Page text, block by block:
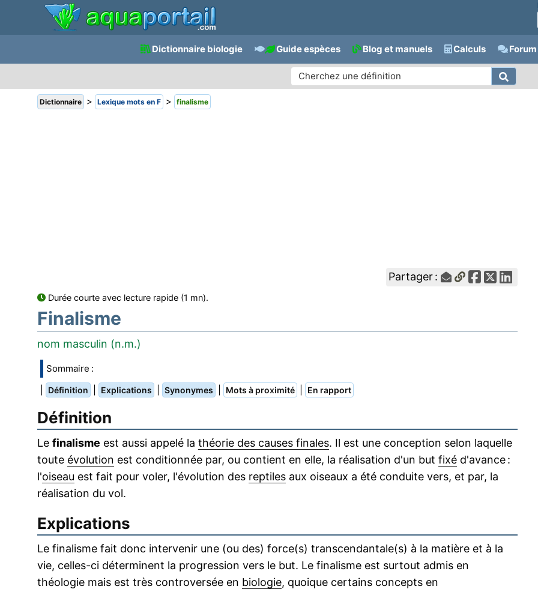
Dictionnaire biologie Guide espèces Blog et manuels Calculs
Dictionnaire > Lexique mots en F > finalisme
Partager :
Durée courte avec lecture rapide (1 mn).
Finalisme
nom masculin (n.m.)
Sommaire :
Définition Explications Synonymes Mots à proximité En rapport
Définition
Le finalisme est aussi appelé la théorie des causes finales. Il est une conception selon laquelle
toute évolution est conditionnée par, ou contient en elle, la réalisation d'un but fixé d'avance :
l'oiseau est fait pour voler, l'évolution des reptiles aux oiseaux a été conduite vers, et par, la
réalisation du vol.
Explications
Le finalisme fait donc intervenir une (ou des) force(s) transcendantale(s) à la matière et à la
vie, celles-ci déterminent la progression vers le but. Le finalisme est surtout admis en
théologie mais est très controversée en biologie, quoique certains concepts en